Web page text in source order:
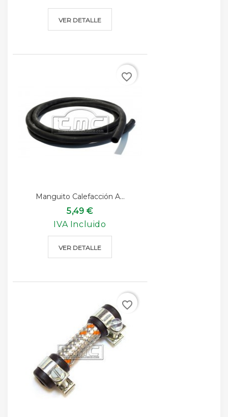
VER DETALLE
Manguito Calefacción A...
5,49 €
IVA Incluido
VER DETALLE
favorite_border
favorite_border